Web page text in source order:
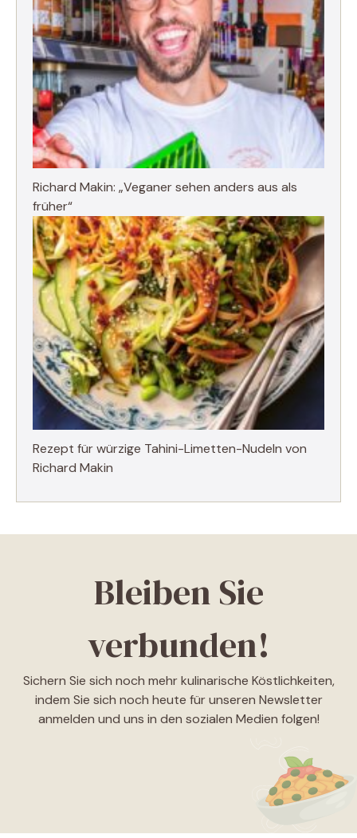
Richard Makin: „Veganer sehen anders aus als
früher“
Rezept für würzige Tahini-Limetten-Nudeln von
Richard Makin
Bleiben Sie
verbunden!
Sichern Sie sich noch mehr kulinarische Köstlichkeiten,
indem Sie sich noch heute für unseren Newsletter
anmelden und uns in den sozialen Medien folgen!